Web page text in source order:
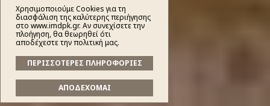
Χρησιμοποιούμε Cookies για τη
διασφάλιση της καλύτερης περιήγησης
στο www.imdpk.gr. Αν συνεχίσετε την
πλοήγηση, θα θεωρηθεί ότι
αποδέχεστε την πολιτική μας.
ΠΕΡΙΣΣΟΤΕΡΕΣ ΠΛΗΡΟΦΟΡΙΕΣ
ΑΠΟΔΕΧΟΜΑΙ